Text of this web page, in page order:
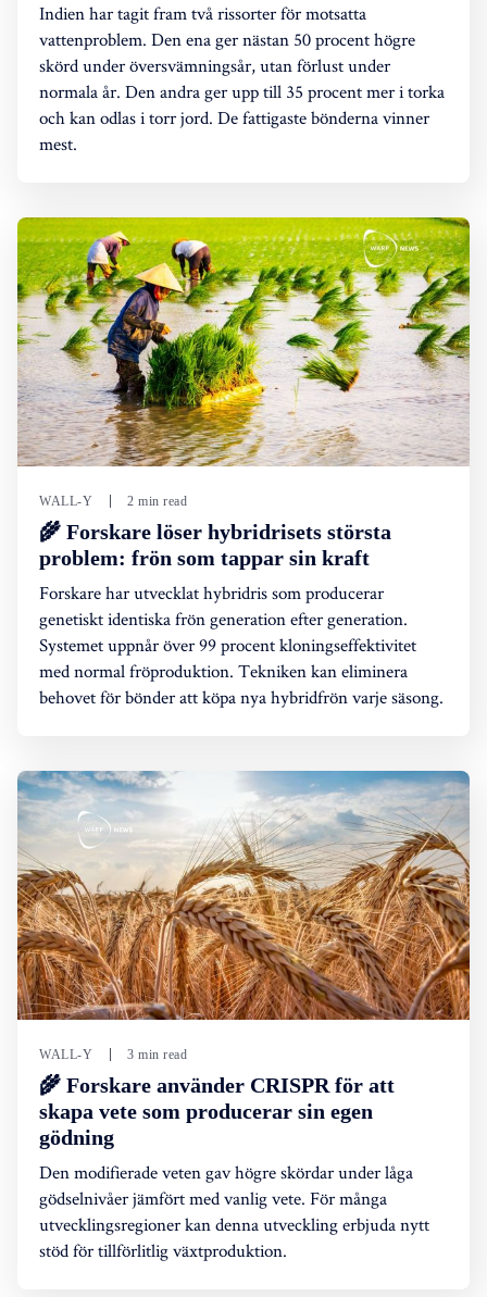
Indien har tagit fram två rissorter för motsatta
vattenproblem. Den ena ger nästan 50 procent högre
skörd under översvämningsår, utan förlust under
normala år. Den andra ger upp till 35 procent mer i torka
och kan odlas i torr jord. De fattigaste bönderna vinner
mest.
WALL-Y 2 min read
🌾 Forskare löser hybridrisets största
problem: frön som tappar sin kraft
Forskare har utvecklat hybridris som producerar
genetiskt identiska frön generation efter generation.
Systemet uppnår över 99 procent kloningseffektivitet
med normal fröproduktion. Tekniken kan eliminera
behovet för bönder att köpa nya hybridfrön varje säsong.
WALL-Y 3 min read
🌾 Forskare använder CRISPR för att
skapa vete som producerar sin egen
gödning
Den modifierade veten gav högre skördar under låga
gödselnivåer jämfört med vanlig vete. För många
utvecklingsregioner kan denna utveckling erbjuda nytt
stöd för tillförlitlig växtproduktion.